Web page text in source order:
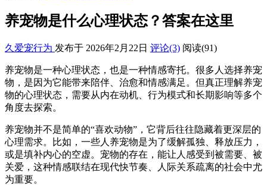
养宠物是什么心理状态？答案在这里
久爱宠行为 发布于 2026年2月22日 评论(3) 阅读(91)
养宠物是一种心理状态，也是一种情感寄托。很多人选择养宠
物，是因为它能带来陪伴、治愈和情感满足。但真正理解养宠
物的心理状态，需要从内在动机、行为模式和长期影响等多个
角度去探索。
养宠物并不是简单的“喜欢动物”，它背后往往隐藏着更深层的
心理需求。比如，一些人养宠物是为了缓解孤独、释放压力，
或是填补内心的空虚。宠物的存在，能让人感受到被需要、被
关爱，这种情感联结在现代快节奏、人际关系疏离的社会中尤
为重要。